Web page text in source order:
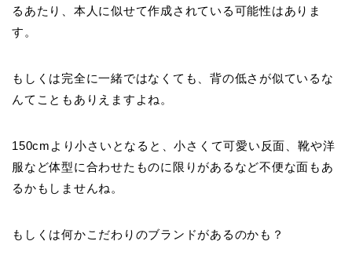
るあたり、本人に似せて作成されている可能性はありま
す。
もしくは完全に一緒ではなくても、背の低さが似ているな
んてこともありえますよね。
150cmより小さいとなると、小さくて可愛い反面、靴や洋
服など体型に合わせたものに限りがあるなど不便な面もあ
るかもしませんね。
もしくは何かこだわりのブランドがあるのかも？